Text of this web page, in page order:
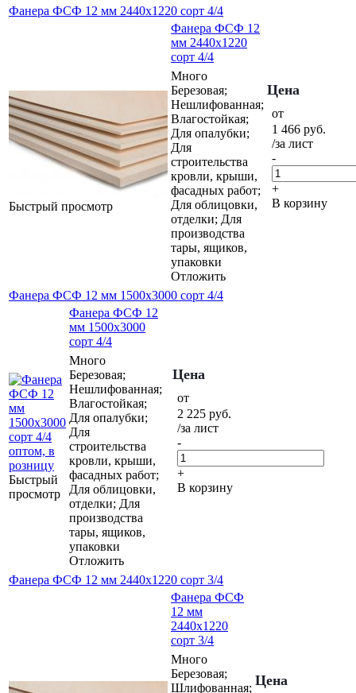
Фанера ФСФ 12 мм 2440х1220 сорт 4/4
Быстрый просмотр
Фанера ФСФ 12
мм 2440х1220
сорт 4/4
Много
Березовая;
Нешлифованная;
Влагостойкая;
Для опалубки;
Для
строительства
кровли, крыши,
фасадных работ;
Для облицовки,
отделки; Для
производства
тары, ящиков,
упаковки
Отложить
Цена
от
1 466 руб.
/за лист
-
+
В корзину
Фанера ФСФ 12 мм 1500х3000 сорт 4/4
Быстрый
просмотр
Фанера ФСФ 12
мм 1500х3000
сорт 4/4
Много
Березовая;
Нешлифованная;
Влагостойкая;
Для опалубки;
Для
строительства
кровли, крыши,
фасадных работ;
Для облицовки,
отделки; Для
производства
тары, ящиков,
упаковки
Отложить
Цена
от
2 225 руб.
/за лист
-
+
В корзину
Фанера ФСФ 12 мм 2440х1220 сорт 3/4
Фанера ФСФ
12 мм
2440х1220
сорт 3/4
Много
Березовая;
Шлифованная; Цена